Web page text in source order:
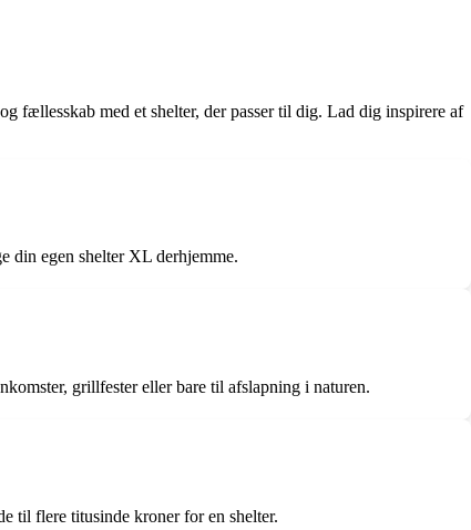
fællesskab med et shelter, der passer til dig. Lad dig inspirere af
din egen shelter XL derhjemme.
grillfester eller bare til afslapning i naturen.
til flere titusinde kroner for en shelter.